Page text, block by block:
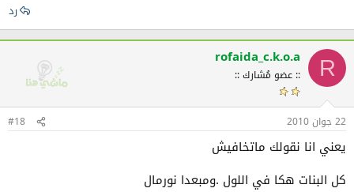
رد
R
rofaida_c.k.o.a
:: عضو مُشارك ::
22 جوان 2010 #18
يعني انا نقولك ماتخافيش
كل البنات هكا في اللول .ومبعدا نورمال